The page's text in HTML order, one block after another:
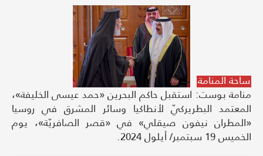
ساحة المنامة
منامة بوست: استقبل حاكم البحرين «حمد عيسى الخليفة»،
المعتمد البطريركيّ لأنطاكيا وسائر المشرق في روسيا
«المطران نيفون صيقلي» في «قصر الصافريّة»، يوم
الخميس 19 سبتمبر/ أيلول 2024.